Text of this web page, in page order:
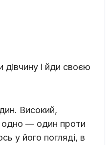
і йди своєю
Високий,
одно — один проти
у його погляді, в